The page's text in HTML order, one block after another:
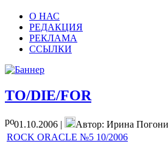
О НАС
РЕДАКЦИЯ
РЕКЛАМА
ССЫЛКИ
TO/DIE/FOR
01.10.2006 |
Автор: Ирина
ROCK ORACLE №5 10/2006